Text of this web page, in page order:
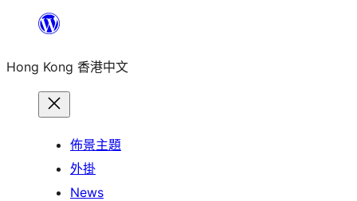
主
Hong Kong 香港中文
佈景主題
外掛
News